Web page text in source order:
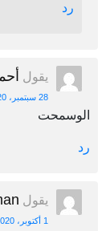
رد
يقول
28 سبتمبر، 2020 الساعة 11:46 م
الوسمحت
رد
يقول
1 أكتوبر، 2020 الساعة 1:36 م